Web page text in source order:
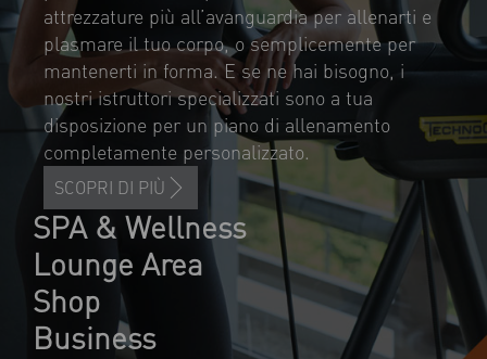
attrezzature più all’avanguardia per allenarti e
plasmare il tuo corpo, o semplicemente per
mantenerti in forma. E se ne hai bisogno, i
nostri istruttori specializzati sono a tua
disposizione per un piano di allenamento
completamente personalizzato.
SCOPRI DI PIÙ
SPA & Wellness
Lounge Area
Shop
Business